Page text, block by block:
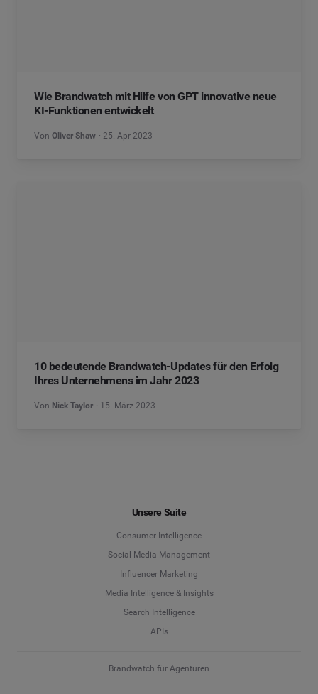
Wie Brandwatch mit Hilfe von GPT innovative neue
KI-Funktionen entwickelt
Von Oliver Shaw 25. Apr 2023
10 bedeutende Brandwatch-Updates für den Erfolg
Ihres Unternehmens im Jahr 2023
Von Nick Taylor 15. März 2023
Unsere Suite
Consumer Intelligence
Social Media Management
Influencer Marketing
Media Intelligence & Insights
Search Intelligence
APIs
Brandwatch für Agenturen